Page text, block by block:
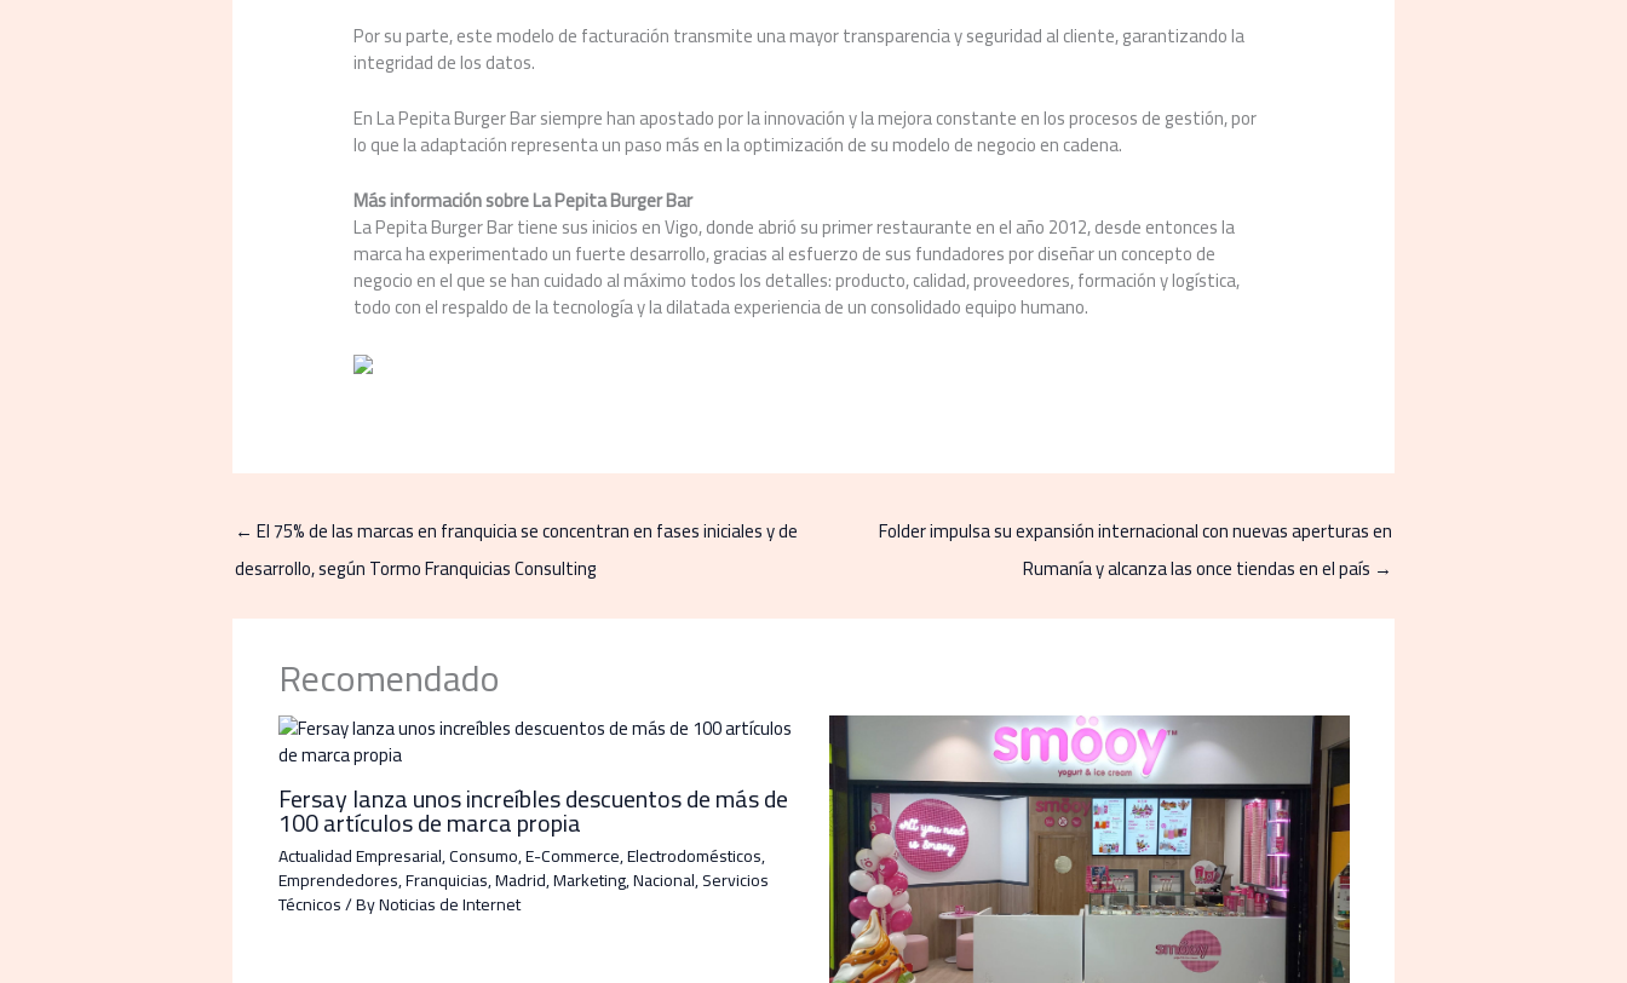
Por su parte, este modelo de facturación transmite una mayor transparencia y seguridad al cliente, garantizando la
integridad de los datos.
En La Pepita Burger Bar siempre han apostado por la innovación y la mejora constante en los procesos de gestión, por
lo que la adaptación representa un paso más en la optimización de su modelo de negocio en cadena.
Más información sobre La Pepita Burger Bar
La Pepita Burger Bar tiene sus inicios en Vigo, donde abrió su primer restaurante en el año 2012, desde entonces la
marca ha experimentado un fuerte desarrollo, gracias al esfuerzo de sus fundadores por diseñar un concepto de
negocio en el que se han cuidado al máximo todos los detalles: producto, calidad, proveedores, formación y logística,
todo con el respaldo de la tecnología y la dilatada experiencia de un consolidado equipo humano.
← El 75% de las marcas en franquicia se concentran en fases iniciales y de
desarrollo, según Tormo Franquicias Consulting
Folder impulsa su expansión internacional con nuevas aperturas en
Rumanía y alcanza las once tiendas en el país →
Recomendado
Fersay lanza unos increíbles descuentos de más de
100 artículos de marca propia
Actualidad Empresarial,Consumo,E-Commerce,Electrodomésticos,
Emprendedores,Franquicias,Madrid,Marketing,Nacional,Servicios
Técnicos/ ByNoticias de Internet